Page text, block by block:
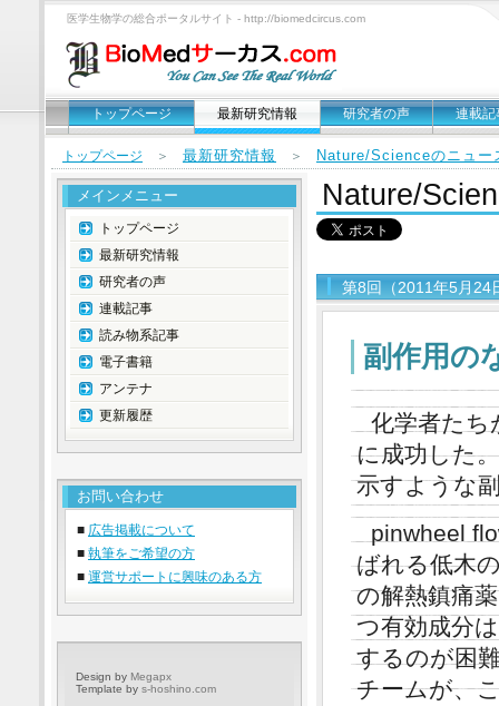
医学生物学の総合ポータルサイト - http://biomedcircus.com
トップページ 最新研究情報 研究者の声 連載記
トップページ ＞ 最新研究情報 ＞ Nature/Scienceのニュー
Nature/
第8回（2011年5月24
副作用の
化学者たち
に成功した
示すような
pinwheel
ばれる低木
の解熱鎮痛
つ有効成分
するのが困
チームが、
メインメニュー
トップページ
最新研究情報
研究者の声
連載記事
読み物系記事
電子書籍
アンテナ
更新履歴
お問い合わせ
■ 広告掲載について
■ 執筆をご希望の方
■ 運営サポートに興味のある方
Design by Megapx
Template by s-hoshino.com